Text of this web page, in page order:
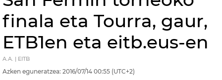
finala eta Tourra, gaur,
ETB1en eta eitb.eus-en
A.A. | EITB
Azken eguneratzea: 2016/07/14 00:55 (UTC+2)